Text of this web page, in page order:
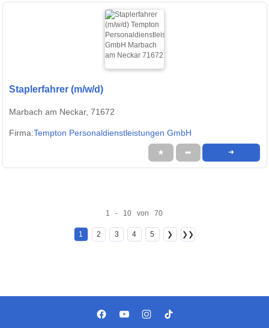
Staplerfahrer (m/w/d)
Marbach am Neckar, 71672
Firma:Tempton Personaldienstleistungen GmbH
★ ➦ ➜
1 - 10 von 70
1 2 3 4 5 ❯ ❯❯